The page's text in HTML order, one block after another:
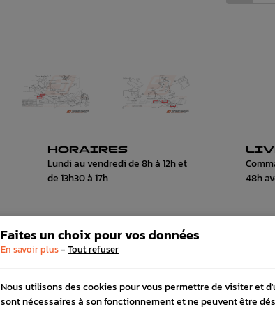
HORAIRES
Lundi au vendredi de 8h à 12h et
de 13h30 à 17h
48h
VÉHICULES COMPATIBLE
Faites un choix pour vos données
En savoir plus- Tout refuser
Nous utilisons des cookies pour vous permettre de visiter et
sont nécessaires à son fonctionnement et ne peuvent être